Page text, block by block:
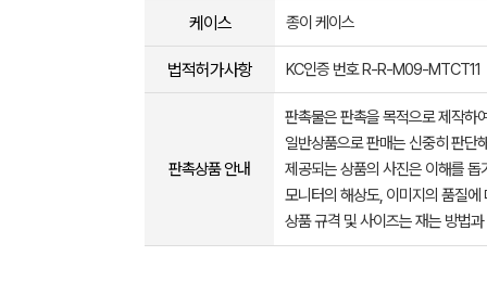
케이스 종이 케이스
법적허가사항 KC인증 번호 R-R-M09-MTCT11
판촉상품 안내
판촉물은 판촉을 목적으로 제작하
일반상품으로 판매는 신중히 판단
제공되는 상품의 사진은 이해를
모니터의 해상도, 이미지의 품질
상품 규격 및 사이즈는 재는 방법